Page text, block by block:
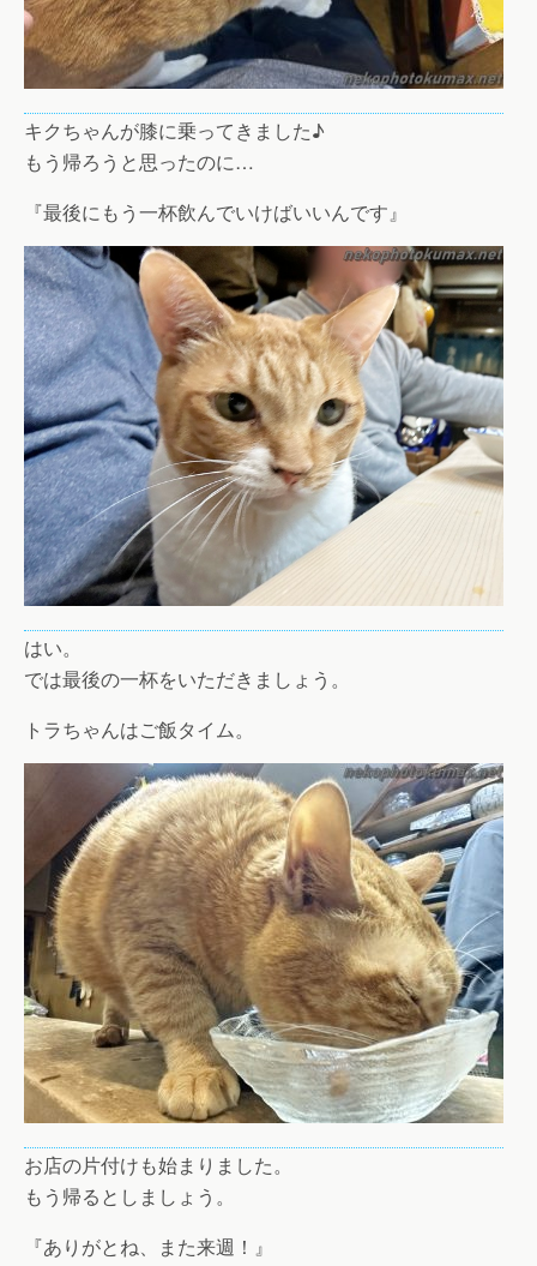
キクちゃんが膝に乗ってきました♪
もう帰ろうと思ったのに…
『最後にもう一杯飲んでいけばいいんです』
はい。
では最後の一杯をいただきましょう。
トラちゃんはご飯タイム。
お店の片付けも始まりました。
もう帰るとしましょう。
『ありがとね、また来週！』